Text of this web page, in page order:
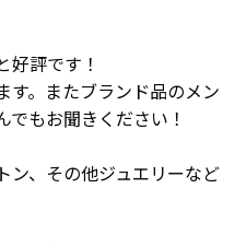
好評です！
す。またブランド品のメン
もお聞きください！
ン、その他ジュエリーなど